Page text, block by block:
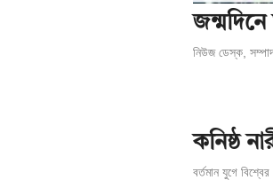
জন্মদিনে
নিউজ ডেস্ক,
কনিষ্ঠ
বর্তমান যুগে